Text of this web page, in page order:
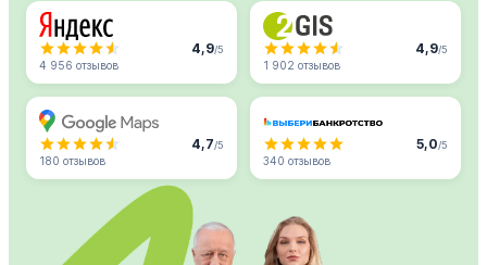
4,9/5
4 956 отзывов
4,9/5
1 902 отзывов
4,7/5
180 отзывов
5,0/5
340 отзывов